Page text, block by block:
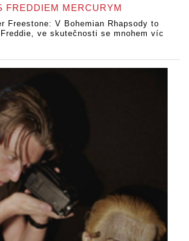
FREDDIEM MERCURYM
Freestone: V Bohemian Rhapsody to
ve skutečnosti se mnohem víc